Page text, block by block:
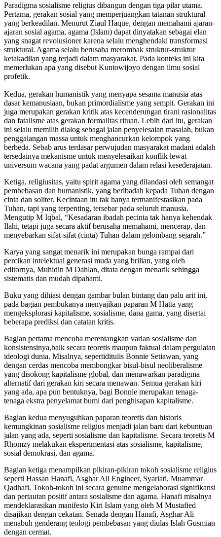
Paradigma sosialisme religius dibangun dengan tiga pilar utama.
Pertama, gerakan sosial yang memperjuangkan tatanan struktural
yang berkeadilan. Menurut Ziaul Haque, dengan memahami ajaran-
ajaran sosial agama, agama (Islam) dapat dinyatakan sebagai elan
yang snagat revolusioner karena selalu menghendaki transformasi
struktural. Agama selalu berusaha merombak struktur-struktur
ketakadilan yang terjadi dalam masyarakat. Pada konteks ini kita
memerlukan apa yang disebut Kuntowijoyo dengan ilmu sosial
profetik.
Kedua, gerakan humanistik yang menyapa sesama manusia atas
dasar kemanusiaan, bukan primordialisme yang sempit. Gerakan ini
juga merupakan gerakan kritik atas kecenderungan tirani rasionalitas
dan fatalisme atas gerakan formalitas rituan. Lebih dari itu, gerakan
ini selalu memilih dialog sebagai jalan penyelesaian masalah, bukan
penggalangan massa untuk menghancurkan kelompok yang
berbeda. Sebab arus terdasar perwujudan masyarakat madani adalah
tersedainya mekanisme untuk menyelesaikan konflik lewat
universum wacana yang padat argumen dalam relasi kesederajatan.
Ketiga, religiusitas, yaitu spirit agama yang dilandasi oleh semangat
pembebasan dan humanistik, yang beribadah kepada Tuhan dengan
cinta dan soliter. Kecintaan itu tak hanya termanifestasikan pada
Tuhan, tapi yang terpenting, tersebar pada seluruh manusia.
Mengutip M Iqbal, “Kesadaran ibadah pecinta tak hanya kehendak
Ilahi, tetapi juga secara aktif berusaha memahami, mencerap, dan
menyebarkan sifat-sifat (cinta) Tuhan dalam gelombang sejarah.”
Karya yang sangat menarik ini merupakan bunga rampai dari
percikan intelektual generasi muda yang brilian, yang oleh
editornya, Muhidin M Dahlan, ditata dengan menarik sehingga
sistematis dan mudah dipahami.
Buku yang dihiasi dengan gambar bulan bintang dan palu arit ini,
pada bagian pembukanya menyajikan paparan M Hatta yang
mengeksplorasi kapitalisme, sosialisme, dana gama, yang disertai
beberapa prediksi dan catatan kritis.
Bagian pertama mencoba merentangkan varian sosialisme dan
konsistensinya,baik secara teoretis maupun faktual dalam pergulatan
ideologi dunia. Misalnya, sepertiditulis Bonnie Setiawan, yang
dengan cerdas mencoba membongkar bisul-bisul neoliberalisme
yang disokong kapitalisme global, dan menawarkan paradigma
alternatif dari gerakan kiri secara menawan. Semua gerakan kiri
yang ada, apa pun bentuknya, bagi Bonnie merupakan tenaga-
tenaga ekstra penyelamat bumi dari penghisapan kapitalisme.
Bagian kedua menyuguhkan paparan teoretis dan historis
kemungkinan sosialisme religius menjadi jalan baru dari kebuntuan
jalan yang ada, seperti sosialisme dan kapitalisme. Secara teoretis M
Rhomzy melakukan eksperimentasi atas sosialisme, kapitalisme,
sosial demokrasi, dan agama.
Bagian ketiga menampilkan pikiran-pikiran tokoh sosialisme religius
seperti Hassan Hanafi, Asghar Ali Engineer, Syariati, Muammar
Qadhafi. Tokoh-tokoh ini secara genuine mengelaborasi signifikansi
dan pertautan positif antara sosialisme dan agama. Hanafi misalnya
mendeklarasikan manifesto Kiri Islam yang oleh M Mustafied
disajikan dengan cekatan. Senada dengan Hanafi, Asghar Ali
menabuh genderang teologi pembebasan yang diulas Islah Gusmian
dengan cermat.